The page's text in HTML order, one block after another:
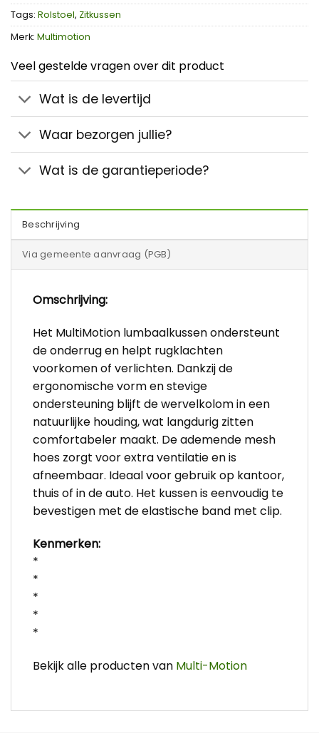
Tags: Rolstoel, Zitkussen
Merk: Multimotion
Veel gestelde vragen over dit product
Wat is de levertijd
Waar bezorgen jullie?
Wat is de garantieperiode?
Beschrijving
Via gemeente aanvraag (PGB)
Omschrijving:
Het MultiMotion lumbaalkussen ondersteunt
de onderrug en helpt rugklachten
voorkomen of verlichten. Dankzij de
ergonomische vorm en stevige
ondersteuning blijft de wervelkolom in een
natuurlijke houding, wat langdurig zitten
comfortabeler maakt. De ademende mesh
hoes zorgt voor extra ventilatie en is
afneembaar. Ideaal voor gebruik op kantoor,
thuis of in de auto. Het kussen is eenvoudig te
bevestigen met de elastische band met clip.
Kenmerken:
*
*
*
*
*
Bekijk alle producten van Multi-Motion